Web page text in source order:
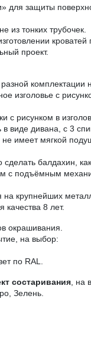
для защиты
из тонких трубочек.
проект.
комплектации
изголовье с
с рисунком в
виде дивана, с 3
имеет мягкой
балдахин,
с подъёмным
крупнейших
8 лет.
окрашивания.
на выбор:
по RAL.
состаривания , на
Зелень.